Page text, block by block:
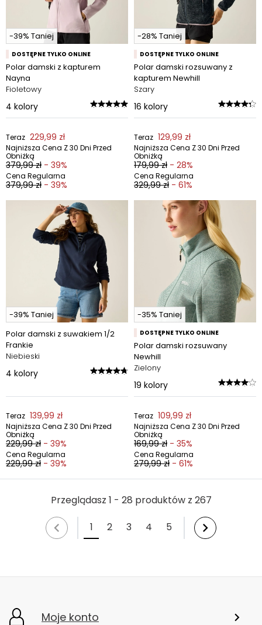
-39% Taniej
DOSTĘPNE TYLKO ONLINE
Polar damski z kapturem
Nayna
Fioletowy
4 kolory
Teraz 229,99 zł
Najniższa Cena Z 30 Dni Przed
Obniżką
379,99 zł - 39%
Cena Regularna
379,99 zł - 39%
-28% Taniej
DOSTĘPNE TYLKO ONLINE
Polar damski rozsuwany z
kapturem Newhill
Szary
16 kolory
Teraz 129,99 zł
Najniższa Cena Z 30 Dni Przed
Obniżką
179,99 zł - 28%
Cena Regularna
329,99 zł - 61%
-39% Taniej
Polar damski z suwakiem 1/2
Frankie
Niebieski
4 kolory
Teraz 139,99 zł
Najniższa Cena Z 30 Dni Przed
Obniżką
229,99 zł - 39%
Cena Regularna
229,99 zł - 39%
-35% Taniej
DOSTĘPNE TYLKO ONLINE
Polar damski rozsuwany
Newhill
Zielony
19 kolory
Teraz 109,99 zł
Najniższa Cena Z 30 Dni Przed
Obniżką
169,99 zł - 35%
Cena Regularna
279,99 zł - 61%
Przeglądasz 1 - 28 produktów z 267
1
2 3 4 5
Moje konto